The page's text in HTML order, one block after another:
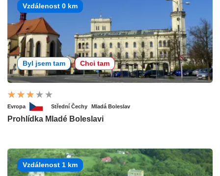
Vzdálenost 0 km
Byl jsem tam Chci tam
Evropa Střední Čechy Mladá Boleslav
Prohlídka Mladé Boleslavi
Vzdálenost 1 km